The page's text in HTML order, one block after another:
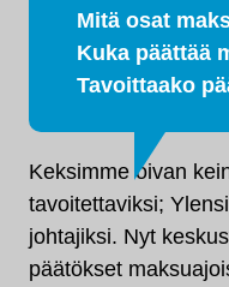
Mitä osat
Kuka päättää
Tavoittaako
Keksimme oivan
tavoitettaviksi;
johtajiksi. Nyt
päätökset